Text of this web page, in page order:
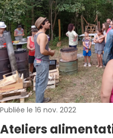
Publiée le 16 nov. 2022
Ateliers